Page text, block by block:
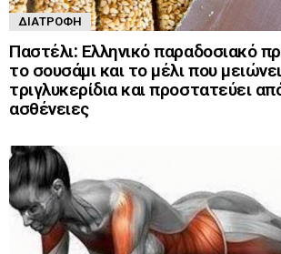
ΔΙΑΤΡΟΦΉ
Παστέλι: Ελληνικό παραδοσιακό
το σουσάμι και το μέλι που
τριγλυκερίδια και προστατεύει
ασθένειες